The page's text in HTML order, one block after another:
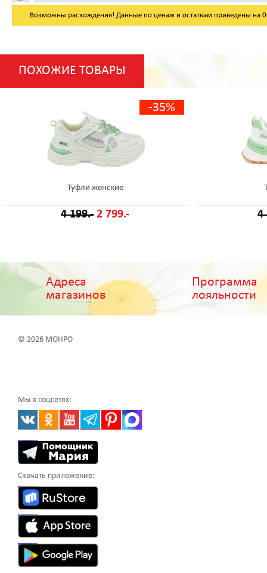
Возможны расхождения! Данные по ценам и остаткам приведены на
ПОХОЖИЕ ТОВАРЫ
-35%
Туфли женские
4 199.- 2 799.- 4
Адреса
магазинов
Программа
лояльности
© 2026 МОНРО
Мы в соцсетях:
Скачать приложение: